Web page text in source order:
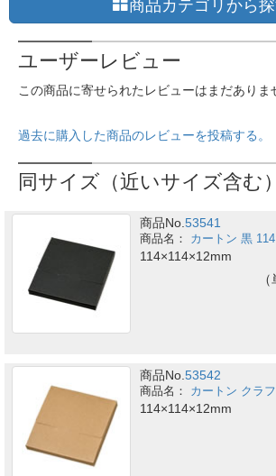
ユーザーレビュー
この商品に寄せられたレビューはまだありま
過去に購入した商品のレビューを投稿する。
同サイズ（近いサイズ含む）
商品No.53541
カートン 黒
114×114×12mm
商品No.53542
カートン クラ
114×114×12mm